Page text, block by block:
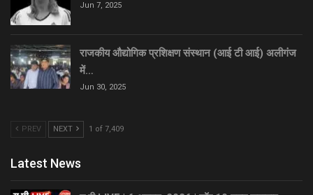
Jun 7, 2025
राजकीय औद्योगिक प्रशिक्षण संस्थान (आई टी आई) अलीगंज
में…
Jun 30, 2025
PREV NEXT 1 of 7,409
Latest News